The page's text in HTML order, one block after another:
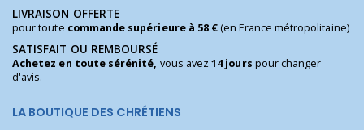
LIVRAISON OFFERTE
pour toute commande supérieure à 58 €(en France métropolitaine)
SATISFAIT OU REMBOURSÉ
Achetez en toute sérénité, vous avez14 jours pour changer
d'avis.
LA BOUTIQUE DES CHRÉTIENS